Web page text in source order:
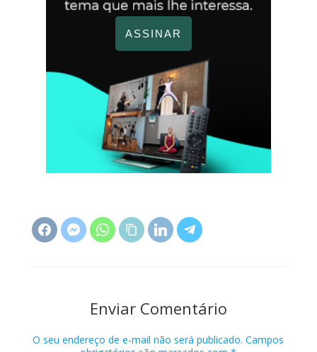
ASSINAR
Enviar Comentário
O seu endereço de e-mail não será publicado. Campos